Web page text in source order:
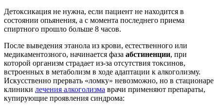
Детоксикация не нужна, если пациент не находится в
состоянии опьянения, а с момента последнего приема
спиртного прошло больше 8 часов.
После выведения этанола из крови, естественного или
медикаментозного, начинается фаза абстиненции, при
которой организм страдает из-за отсутствия токсинов,
встроенных в метаболизм в ходе адаптации к алкоголизму.
Искусственно прервать «ломку» невозможно, но в стационаре
клиники лечения алкоголизма врачи применяют препараты,
купирующие проявления синдрома: